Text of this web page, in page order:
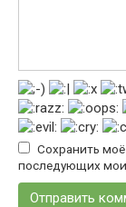
Сохранить моё
последующих